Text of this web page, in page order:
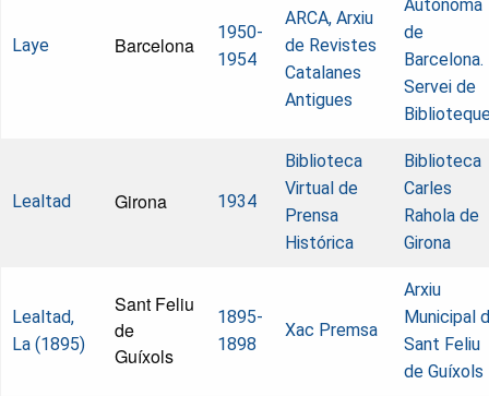
Laye Barcelona
1950-
1954
ARCA, Arxiu
de Revistes
Catalanes
Antigues
Autònoma
de
Barcelona.
Servei de
Lealtad Girona 1934
Biblioteca
Virtual de
Prensa
Histórica
Biblioteca
Carles
Rahola de
Girona
Lealtad,
La (1895)
Sant Feliu
de
Guíxols
1895-
1898
Xac Premsa
Arxiu
Municipal
Sant Feliu
de Guíxols